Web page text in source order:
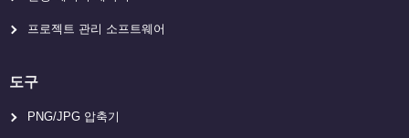
프로젝트 관리 소프트웨어
도구
PNG/JPG 압축기